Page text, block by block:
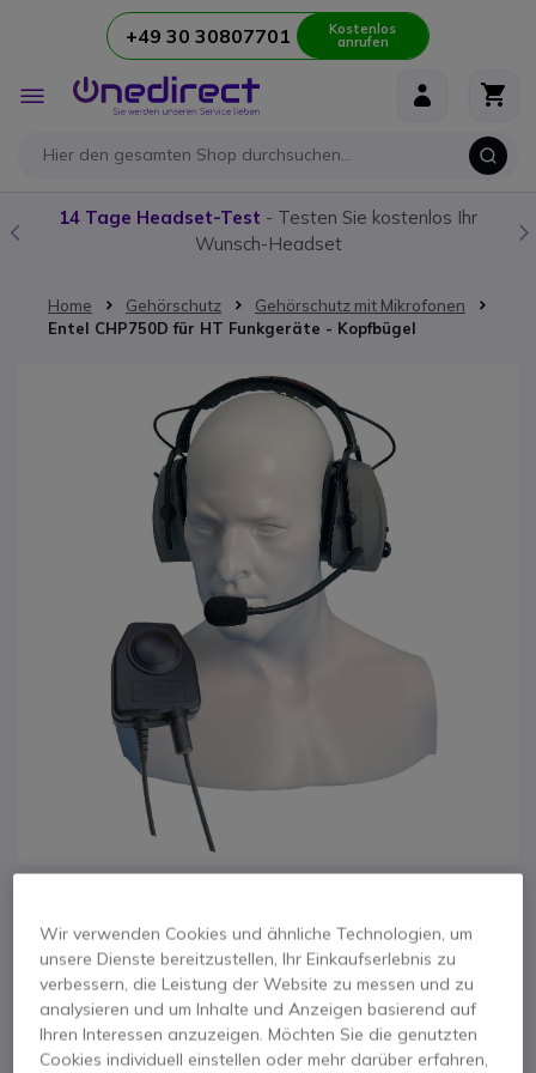
Zum Inhalt springen+49 30 30807701 Kostenlos
anrufen
Navigation
umschalten
14 Tage Headset-Test - Testen Sie kostenlos Ihr
Wunsch-Headset
Home Gehörschutz
Gehörschutz mit Mikrofonen
Entel CHP750D für HT Funkgeräte - Kopfbügel
Entel CHP750D für
HT Funkgeräte -
Kopfbügel
Zum Ende der Bildgalerie springen
Zum Anfang der Bildgalerie springen
Wir verwenden Cookies und ähnliche Technologien, um
unsere Dienste bereitzustellen, Ihr Einkaufserlebnis zu
verbessern, die Leistung der Website zu messen und zu
analysieren und um Inhalte und Anzeigen basierend auf
Ihren Interessen anzuzeigen. Möchten Sie die genutzten
Cookies individuell einstellen oder mehr darüber erfahren,